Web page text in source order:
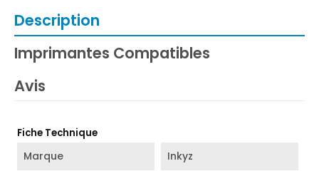
Description
Imprimantes Compatibles
Avis
Fiche Technique
Marque Inkyz